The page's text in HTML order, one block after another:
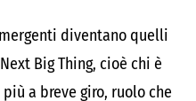
diventano quelli
Big Thing, cioè chi è
a breve giro, ruolo che